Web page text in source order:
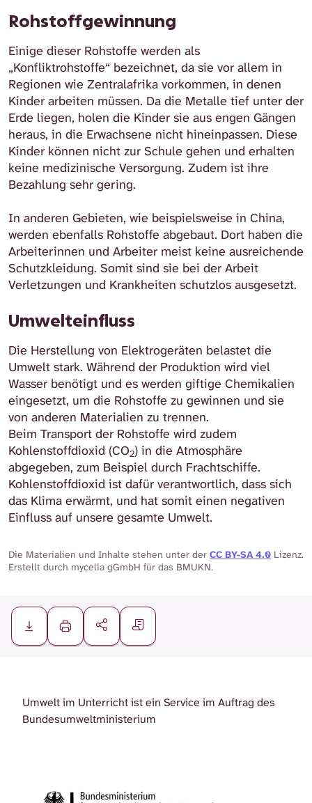
Rohstoffgewinnung
Einige dieser Rohstoffe werden als
„Konfliktrohstoffe“ bezeichnet, da sie vor allem in
Regionen wie Zentralafrika vorkommen, in denen
Kinder arbeiten müssen. Da die Metalle tief unter der
Erde liegen, holen die Kinder sie aus engen Gängen
heraus, in die Erwachsene nicht hineinpassen. Diese
Kinder können nicht zur Schule gehen und erhalten
keine medizinische Versorgung. Zudem ist ihre
Bezahlung sehr gering.
In anderen Gebieten, wie beispielsweise in China,
werden ebenfalls Rohstoffe abgebaut. Dort haben die
Arbeiterinnen und Arbeiter meist keine ausreichende
Schutzkleidung. Somit sind sie bei der Arbeit
Verletzungen und Krankheiten schutzlos ausgesetzt.
Umwelteinfluss
Die Herstellung von Elektrogeräten belastet die
Umwelt stark. Während der Produktion wird viel
Wasser benötigt und es werden giftige Chemikalien
eingesetzt, um die Rohstoffe zu gewinnen und sie
von anderen Materialien zu trennen.
Beim Transport der Rohstoffe wird zudem
Kohlenstoffdioxid (CO2) in die Atmosphäre
abgegeben, zum Beispiel durch Frachtschiffe.
Kohlenstoffdioxid ist dafür verantwortlich, dass sich
das Klima erwärmt, und hat somit einen negativen
Einfluss auf unsere gesamte Umwelt.
Die Materialien und Inhalte stehen unter der CC BY-SA 4.0 Lizenz.
Erstellt durch mycelia gGmbH für das BMUKN.
Umwelt im Unterricht ist ein Service im Auftrag des
Bundesumweltministerium